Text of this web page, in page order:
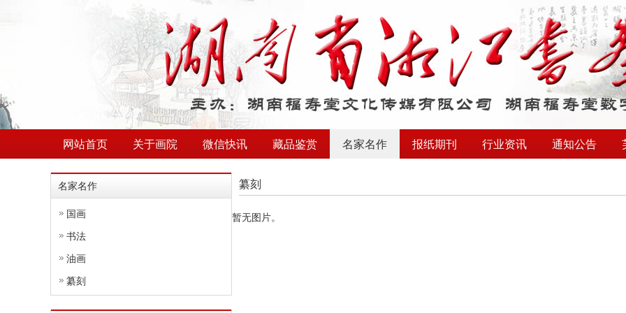
网站首页 关于画院 微信快讯 藏品鉴赏 名家名作 报纸期刊 行业资讯 通知公告
名家名作
国画
书法
油画
纂刻
纂刻
暂无图片。